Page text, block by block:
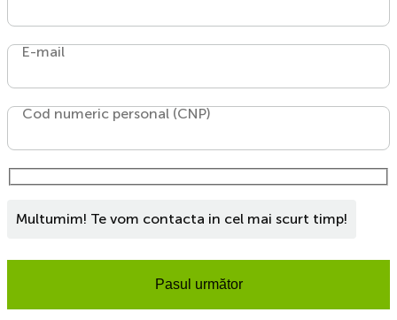
E-mail
Cod numeric personal (CNP)
Multumim! Te vom contacta in cel mai scurt timp!
Pasul următor